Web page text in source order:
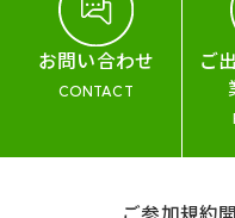
お問い合わせ
CONTACT
ご
ご参加規約